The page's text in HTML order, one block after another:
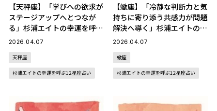
【天秤座】「学びへの欲求が
ステージアップへとつなが
る」杉浦エイトの幸運を呼ぶ
12星座占い（4/7～5/6）
2026.04.07
天秤座
杉浦エイトの幸運を呼ぶ12星座占い
【蠍座】「冷静な判断力と気
持ちに寄り添う共感力が問題
解決へ導く」杉浦エイトの幸
運を呼ぶ12星座占い（4/7～
2026.04.07
蠍座
杉浦エイトの幸運を呼ぶ12星座占い